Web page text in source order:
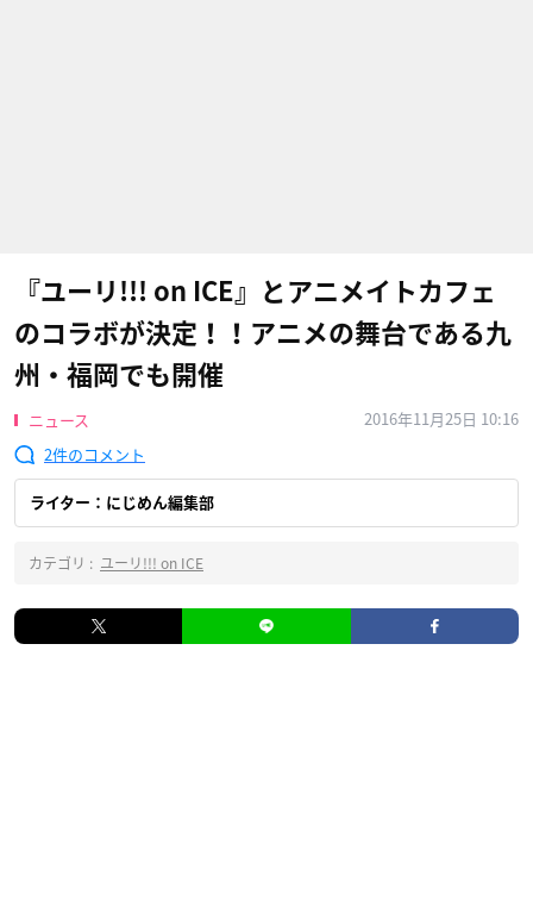
『ユーリ!!! on ICE』とアニメイトカフェ
のコラボが決定！！アニメの舞台である九
州・福岡でも開催
ニュース
2016年11月25日 10:16
2
ライター：にじめん編集部
カテゴリ : ユーリ!!! on ICE